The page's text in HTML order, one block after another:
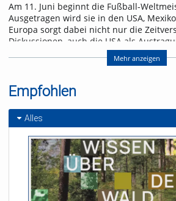
Am 11. Juni beginnt die Fußball-
Ausgetragen wird sie in den USA,
Europa sorgt dabei nicht nur die
Diskussionen, auch die USA als
Gesprächsstoff. Wird dieses Riesen-
Sommermärchen oder ein Eigentor?
Die WM 2026 steht kurz vorm Anpfiff –
Fußballbegeisterung in Freiburg?
Turnier komplett egal?
Mehr anzeigen
Empfohlen
Alles